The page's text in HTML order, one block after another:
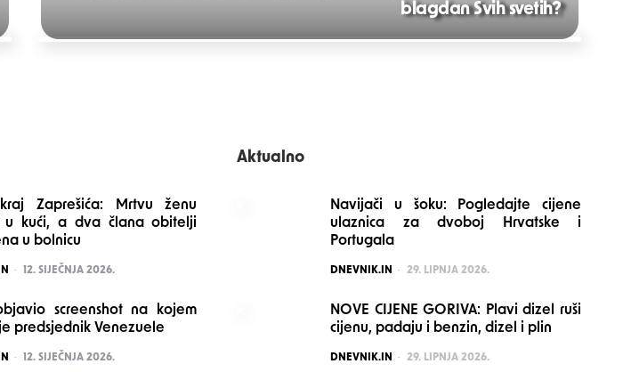
blagdan Svih svetih?
Zaprešića: Mrtvu ženu
u kući, a dva člana obitelji
u bolnicu
12. SIJEČNJA 2026.
screenshot na kojem
predsjednik Venezuele
12. SIJEČNJA 2026.
Aktualno
Navijači u šoku: Pogledajte cijene
ulaznica za dvoboj Hrvatske i
Portugala
POSTED
DNEVNIK.IN 29. LIPNJA 2026.
NOVE CIJENE GORIVA: Plavi dizel ruši
cijenu, padaju i benzin, dizel i plin
POSTED
DNEVNIK.IN 29. LIPNJA 2026.